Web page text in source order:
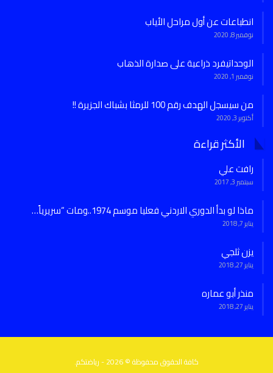
انطباعات عن أول مراحل الأياب
نوفمبر 8, 2020
الوحداتيفرد ذراعية على صدارة الذهاب
نوفمبر 1, 2020
من سيسجل الهدف رقم 100 للرمثا بشباك الجزيرة !!
أكتوبر 3, 2020
الأكثر قراءة
رافت علي
سبتمبر 3, 2017
ماذا لو بدأ الدوري الاردني فعليا موسم 1974..ومات “سريرياً…
يناير 7, 2018
يزن ثلجي
يناير 27, 2018
منذر أبو عماره
يناير 27, 2018
كافة الحقوق محفوظة © 2026 - رياضتكم.